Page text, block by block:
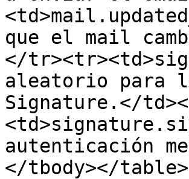
que el mail
</
aleatorio para
Signature.</
autenticación
</tbody></table>